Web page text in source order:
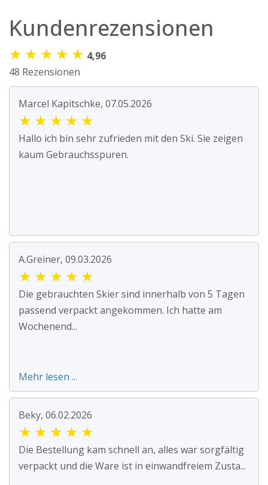
Kundenrezensionen
★ ★ ★ ★ ★ 4,96
48 Rezensionen
Marcel Kapitschke, 07.05.2026
★ ★ ★ ★ ★
Hallo ich bin sehr zufrieden mit den Ski. Sie zeigen
kaum Gebrauchsspuren.
A.Greiner, 09.03.2026
★ ★ ★ ★ ★
Die gebrauchten Skier sind innerhalb von 5 Tagen
passend verpackt angekommen. Ich hatte am
Wochenend...
Mehr lesen ...
Beky, 06.02.2026
★ ★ ★ ★ ★
Die Bestellung kam schnell an, alles war sorgfältig
verpackt und die Ware ist in einwandfreiem Zusta...